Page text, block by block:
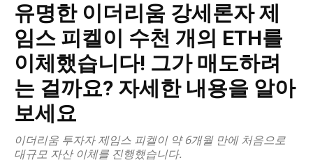
유명한 이더리움 강세론자 제
임스 피켈이 수천 개의 ETH를
이체했습니다! 그가 매도하려
는 걸까요? 자세한 내용을 알아
보세요
이더리움 투자자 제임스 피켈이 약 6개월 만에 처음으로
대규모 자산 이체를 진행했습니다.